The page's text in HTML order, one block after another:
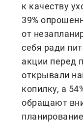
к качеству
39%
от
себя ради
акции перед
открывали
копилку, а
обращают